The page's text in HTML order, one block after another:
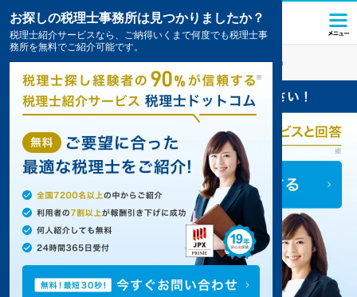
湖西の税理士・会計事務所の一覧13件掲載中
お探しの税理士事務所は見つかりましたか？
税理士紹介サービスなら、ご納得いくまで何度でも税理士事
務所を無料でご紹介可能です。